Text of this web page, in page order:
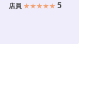
店員 ★★★★★5